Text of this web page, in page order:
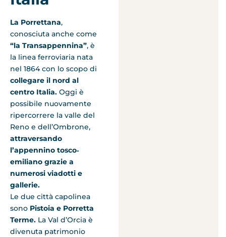
La Porrettana,
conosciuta anche come
“la Transappennina”, è
la linea ferroviaria nata
nel 1864 con lo scopo di
collegare il nord al
centro Italia. Oggi è
possibile nuovamente
ripercorrere la valle del
Reno e dell’Ombrone,
attraversando
l’appennino tosco‐
emiliano grazie a
numerosi viadotti e
gallerie.
Le due città capolinea
sono Pistoia e Porretta
Terme. La Val d’Orcia è
divenuta patrimonio